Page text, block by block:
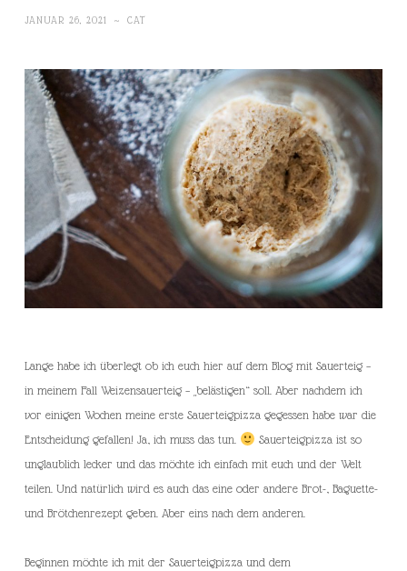
JANUAR 26, 2021 ~ CAT
Lange habe ich überlegt ob ich euch hier auf dem Blog mit Sauerteig –
in meinem Fall Weizensauerteig – „belästigen“ soll. Aber nachdem ich
vor einigen Wochen meine erste Sauerteigpizza gegessen habe war die
Entscheidung gefallen! Ja, ich muss das tun.
Sauerteigpizza ist so
unglaublich lecker und das möchte ich einfach mit euch und der Welt
teilen. Und natürlich wird es auch das eine oder andere Brot-, Baguette-
und Brötchenrezept geben. Aber eins nach dem anderen.
Beginnen möchte ich mit der Sauerteigpizza und dem